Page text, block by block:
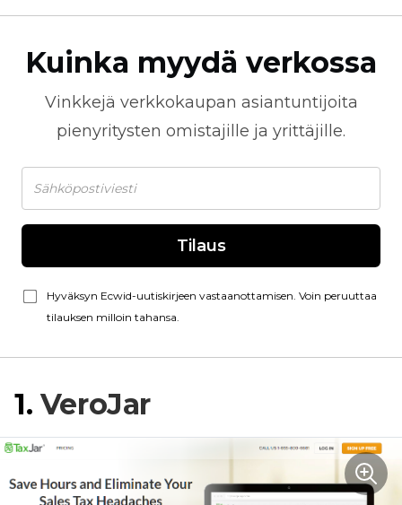
Kuinka myydä verkossa
Vinkkejä verkkokaupan asiantuntijoita
pienyritysten omistajille ja yrittäjille.
Tilaus
Hyväksyn Ecwid-uutiskirjeen vastaanottamisen. Voin peruuttaa
tilauksen milloin tahansa.
1. VeroJar